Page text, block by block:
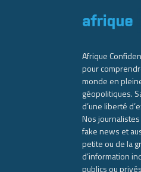
Afrique
pour
monde en
géopolitiques.
d’une liberté
Nos
fake news et
petite ou de la
d’information
publics ou